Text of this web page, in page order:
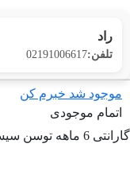
راد
تلفن:02191006617
موجود شد خبرم کن
اتمام موجودی
گارانتی 6 ماهه توسن سیستم